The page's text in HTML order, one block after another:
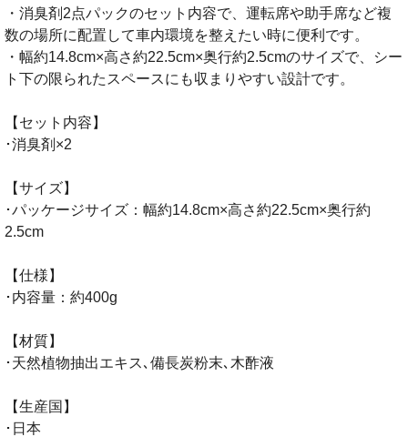
・消臭剤2点パックのセット内容で、運転席や助手席など複
数の場所に配置して車内環境を整えたい時に便利です。
・幅約14.8cm×高さ約22.5cm×奥行約2.5cmのサイズで、シー
ト下の限られたスペースにも収まりやすい設計です。
【セット内容】
･消臭剤×2
【サイズ】
･パッケージサイズ：幅約14.8cm×高さ約22.5cm×奥行約
2.5cm
【仕様】
･内容量：約400g
【材質】
･天然植物抽出エキス､備長炭粉末､木酢液
【生産国】
･日本